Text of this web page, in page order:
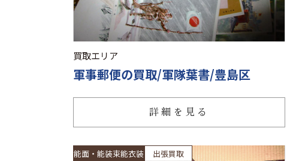
買取エリア
軍事郵便の買取/軍隊葉書/豊島区
詳細を見る
能面・能装束能衣装 出張買取